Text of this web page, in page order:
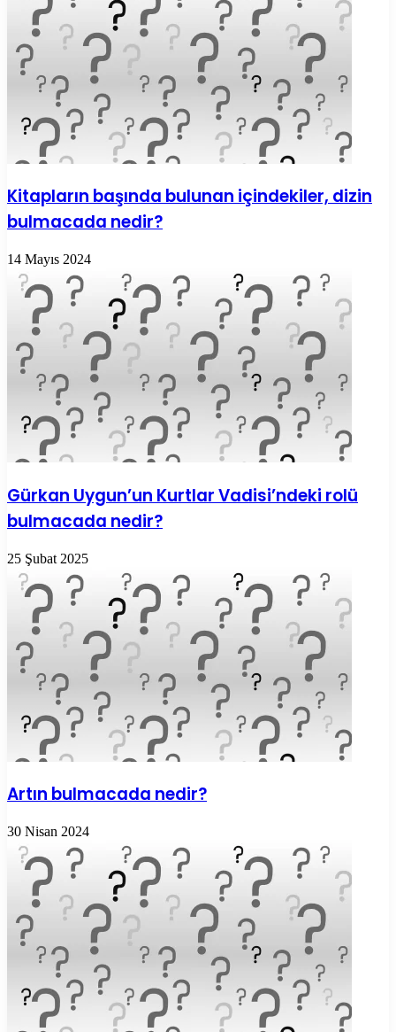
Kitapların başında bulunan içindekiler, dizin
bulmacada nedir?
14 Mayıs 2024
Gürkan Uygun’un Kurtlar Vadisi’ndeki rolü
bulmacada nedir?
25 Şubat 2025
Artın bulmacada nedir?
30 Nisan 2024